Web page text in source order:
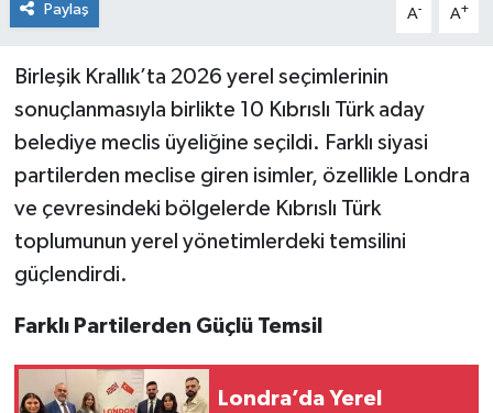
Paylaş A- A+
Birleşik Krallık’ta 2026 yerel seçimlerinin
sonuçlanmasıyla birlikte 10 Kıbrıslı Türk aday
belediye meclis üyeliğine seçildi. Farklı siyasi
partilerden meclise giren isimler, özellikle Londra
ve çevresindeki bölgelerde Kıbrıslı Türk
toplumunun yerel yönetimlerdeki temsilini
güçlendirdi.
Farklı Partilerden Güçlü Temsil
Londra’da Yerel